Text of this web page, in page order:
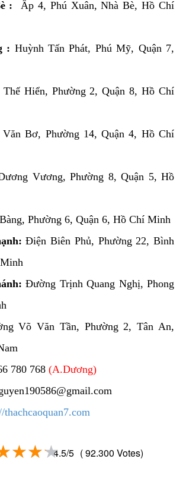
: Ấp 4, Phú Xuân, Nhà Bè, Hồ Chí
: Huỳnh Tấn Phát, Phú Mỹ, Quận 7,
Thế Hiển, Phường 2, Quận 8, Hồ Chí
Bơ, Phường 14, Quận 4, Hồ Chí
Vương, Phường 8, Quận 5, Hồ
Phường 6, Quận 6, Hồ Chí Minh
Điện Biên Phủ, Phường 22, Bình
Đường Trịnh Quang Nghị, Phong
Võ Văn Tần, Phường 2, Tân An,
780 768 (A.Dương)
thachcaoquan7.com
4.5/5 ( 92.300 Votes)